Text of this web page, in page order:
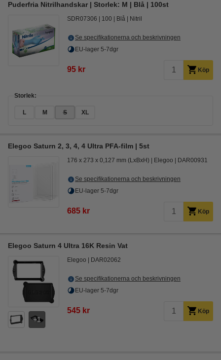
Puderfria Nitrilhandskar | Storlek: M | Blå | 100st
SDR07306 100 Blå Nitril
Se specifikationerna och beskrivningen
EU-lager 5-7dgr
95 kr Köp
Storlek:
L M S XL
Elegoo Saturn 2, 3, 4, 4 Ultra PFA-film | 5st
176 x 273 x 0,127 mm (LxBxH) Elegoo DAR00931
Se specifikationerna och beskrivningen
EU-lager 5-7dgr
685 kr Köp
Elegoo Saturn 4 Ultra 16K Resin Vat
1
Elegoo DAR02062
Se specifikationerna och beskrivningen
EU-lager 5-7dgr
545 kr Köp